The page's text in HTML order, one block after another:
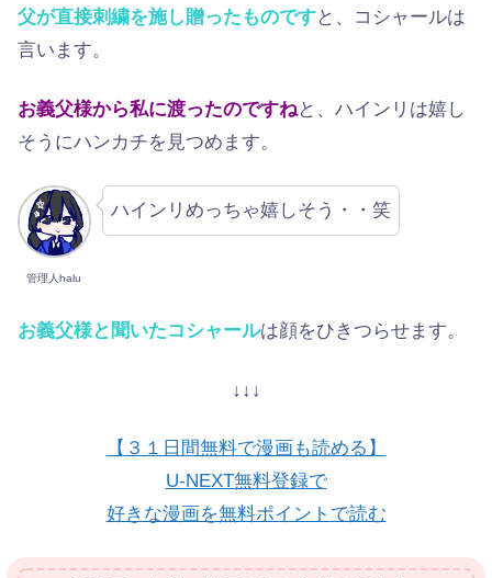
父が直接刺繍を施し贈ったものですと、コシャールは
言います。
お義父様から私に渡ったのですねと、ハインリは嬉し
そうにハンカチを見つめます。
管理人halu
ハインリめっちゃ嬉しそう・・笑
お義父様と聞いたコシャールは顔をひきつらせます。
↓↓↓
【３１日間無料で漫画も読める】
U-NEXT無料登録で
好きな漫画を無料ポイントで読む